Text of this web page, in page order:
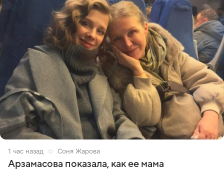
1 час назад Соня Жарова
Арзамасова показала, как ее мама